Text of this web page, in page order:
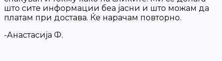
што сите информации беа јасни и што можам да
платам при достава. Ќе нарачам повторно.
-Анастасија Ф.